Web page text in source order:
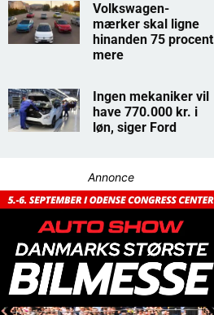
Volkswagen-
mærker skal ligne
hinanden 75 procent
mere
Ingen mekaniker vil
have 770.000 kr. i
løn, siger Ford
Annonce